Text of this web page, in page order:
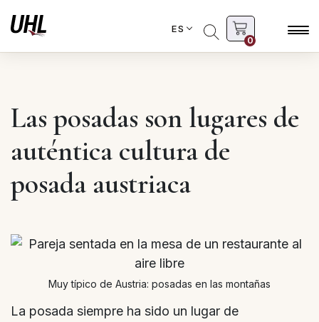
ES
0
Las posadas son lugares de
auténtica cultura de
posada austriaca
Muy típico de Austria: posadas en las montañas
La posada siempre ha sido un lugar de